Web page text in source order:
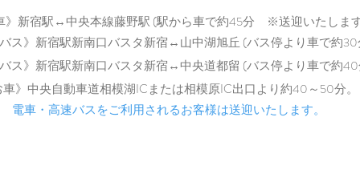
》新宿駅↔中央本線藤野駅 (駅から車で約45分 ※送迎いたしま
バス》新宿駅新南口バスタ新宿↔山中湖旭丘 (バス停より車で約
バス》新宿駅新南口バスタ新宿↔中央道都留 (バス停より車で約
車》中央自動車道相模湖ICまたは相模原IC出口より約40～50分。
電車・高速バスをご利用されるお客様は送迎いたします。